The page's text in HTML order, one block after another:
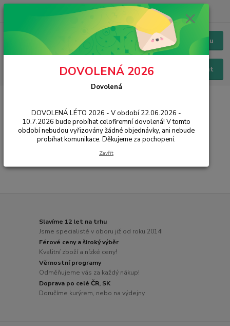
Menu
Hledat
Chat / Online podpora - 24/7
A720F Galaxy A7 2017
Slavíme 12 let na trhu
Jsme specialisté v oboru již od roku 2014!
Férové ceny a široký výběr
Kvalitní zboží a nízké ceny!
Věrnostní programy
Odměňujeme vás za každý nákup!
Doprava po celé ČR, SK
Doručíme kurýrem, nebo na výdejny
DOVOLENÁ 2026
Dovolená
DOVOLENÁ LÉTO 2026 - V období 22.06.2026 -
10.7.2026 bude probíhat celofiremní dovolená! V tomto
období nebudou vyřizovány žádné objednávky, ani nebude
probíhat komunikace. Děkujeme za pochopení.
Zavřít